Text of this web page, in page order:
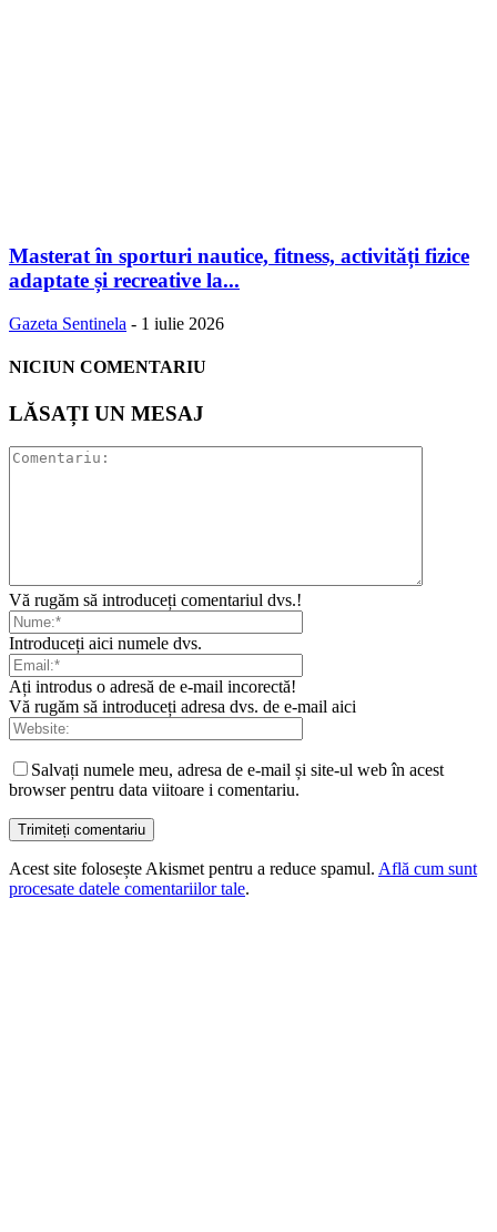
Masterat în sporturi nautice, fitness, activități fizice
adaptate și recreative la...
Gazeta Sentinela - 1 iulie 2026
NICIUN COMENTARIU
LĂSAȚI UN MESAJ
Vă rugăm să introduceți comentariul dvs.!
Introduceți aici numele dvs.
Ați introdus o adresă de e-mail incorectă!
Vă rugăm să introduceți adresa dvs. de e-mail aici
Salvați numele meu, adresa de e-mail și site-ul web în acest
browser pentru data viitoare i comentariu.
Acest site folosește Akismet pentru a reduce spamul. Află cum sunt
procesate datele comentariilor tale.